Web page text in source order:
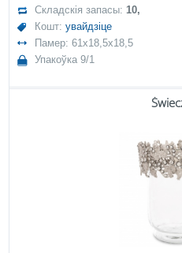
Складскія запасы:10,
Кошт:увайдзіце
Памер: 61x18,5x18,5
Упакоўка 9/1